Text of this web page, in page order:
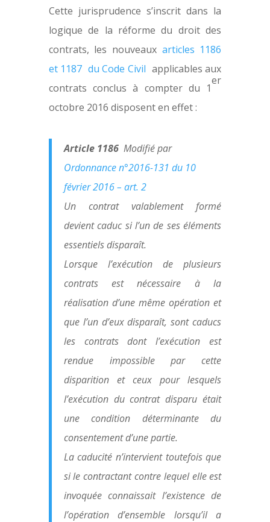
Cette jurisprudence s’inscrit dans la
logique de la réforme du droit des
contrats, les nouveaux articles 1186
et 1187 du Code Civil applicables aux
contrats conclus à compter du 1
er
octobre 2016 disposent en effet :
Article 1186 Modifié par
Ordonnance n°2016-131 du 10
février 2016 – art. 2
Un contrat valablement formé
devient caduc si l’un de ses éléments
essentiels disparaît.
Lorsque l’exécution de plusieurs
contrats est nécessaire à la
réalisation d’une même opération et
que l’un d’eux disparaît, sont caducs
les contrats dont l’exécution est
rendue impossible par cette
disparition et ceux pour lesquels
l’exécution du contrat disparu était
une condition déterminante du
consentement d’une partie.
La caducité n’intervient toutefois que
si le contractant contre lequel elle est
invoquée connaissait l’existence de
l’opération d’ensemble lorsqu’il a